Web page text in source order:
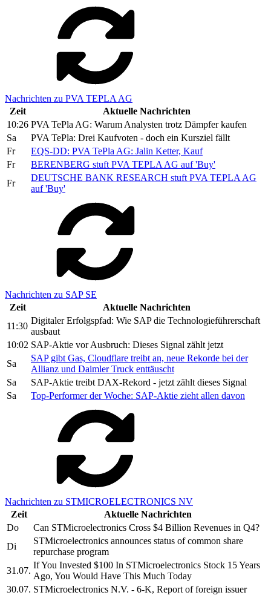
Nachrichten zu PVA TEPLA AG
Zeit
Aktuelle Nachrichten
10:26 PVA TePla AG: Warum Analysten trotz Dämpfer kaufen
Sa
PVA TePla: Drei Kaufvoten - doch ein Kursziel fällt
Fr
EQS-DD: PVA TePla AG: Jalin Ketter, Kauf
Fr
BERENBERG stuft PVA TEPLA AG auf 'Buy'
Fr
DEUTSCHE BANK RESEARCH stuft PVA TEPLA AG
auf 'Buy'
Nachrichten zu SAP SE
Zeit
Aktuelle Nachrichten
11:30
Digitaler Erfolgspfad: Wie SAP die Technologieführerschaft
ausbaut
10:02 SAP-Aktie vor Ausbruch: Dieses Signal zählt jetzt
Sa
SAP gibt Gas, Cloudflare treibt an, neue Rekorde bei der
Allianz und Daimler Truck enttäuscht
Sa
SAP-Aktie treibt DAX-Rekord - jetzt zählt dieses Signal
Sa
Top-Performer der Woche: SAP-Aktie zieht allen davon
Nachrichten zu STMICROELECTRONICS NV
Zeit
Aktuelle Nachrichten
Do
Can STMicroelectronics Cross $4 Billion Revenues in Q4?
Di
STMicroelectronics announces status of common share
repurchase program
31.07.
If You Invested $100 In STMicroelectronics Stock 15 Years
Ago, You Would Have This Much Today
30.07. STMicroelectronics N.V. - 6-K, Report of foreign issuer